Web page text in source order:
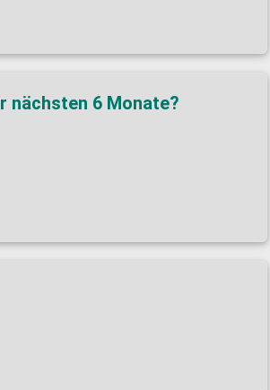
nächsten 6 Monate?